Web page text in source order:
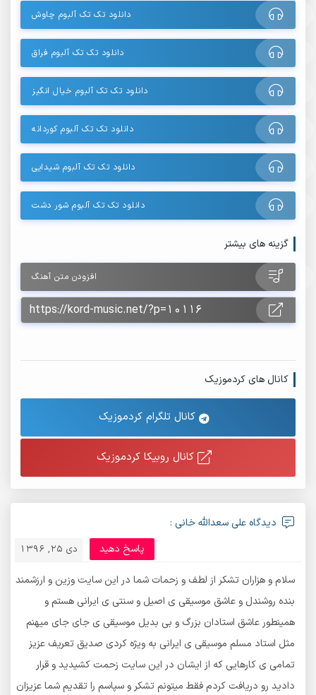
دانلود تک تک آلبوم چاوش
دانلود تک تک آلبوم فراق
دانلود تک تک آلبوم خیال انگیز
دانلود تک تک آلبوم کوردانه
دانلود تک تک آلبوم شیدایی
دانلود تک تک آلبوم شور دشت
گزینه های بیشتر
افزودن متن آهنگ
کانال های کردموزیک
کانال تلگرام کردموزیک
کانال روبیکا کردموزیک
دیدگاه علی سعدالله خانی :
دی 25, 1396 پاسخ دهید
سلام و هزاران تشکر از لطف و زحمات شما در این سایت وزین و ارزشمند
بنده روشندل و عاشق موسیقی ی اصیل و سنتی ی ایرانی هستم و
همینطور عاشق استادان بزرگ و بی بدیل موسیقی ی جای جای میهنم
مثل استاد مسلم موسیقی ی ایرانی به ویژه کردی صدیق تعریف عزیز
تمامی ی کارهایی که از ایشان در این سایت زحمت کشیدید و قرار
دادید رو دریافت کردم فقط میتونم تشکر و سپاسم را تقدیم شما عزیزان